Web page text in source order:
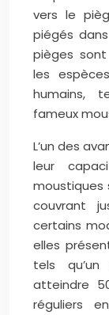
vers le
piégés
pièges
les
humains,
fameux
L’un des
leur
moustiques
couvrant
certains
elles
tels
atteindre
réguliers